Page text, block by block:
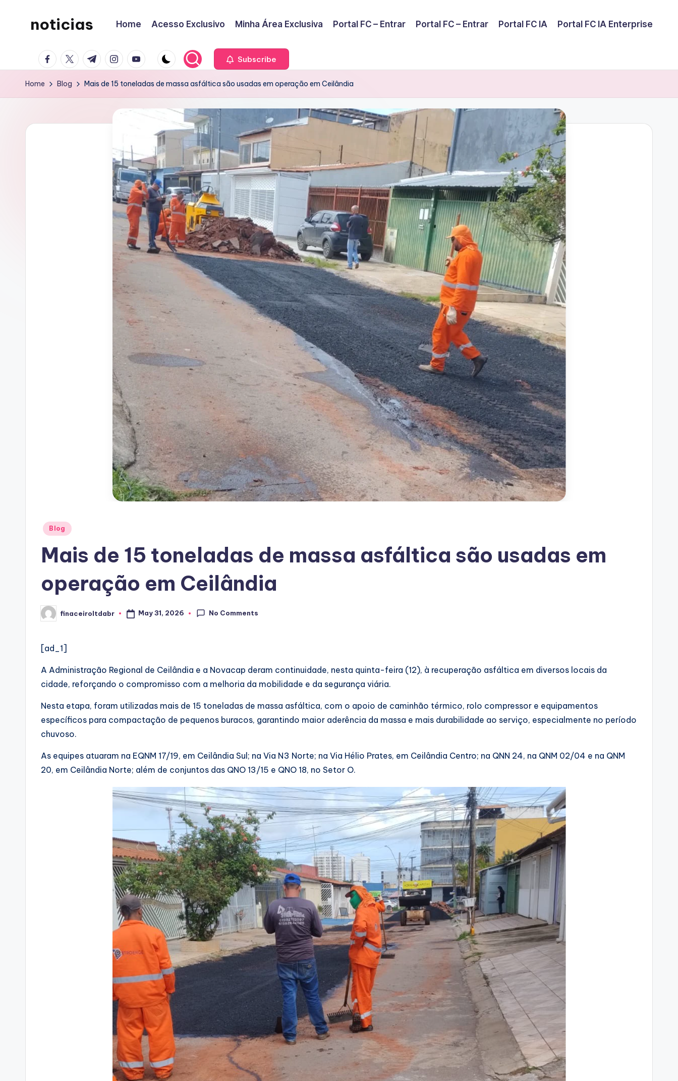
noticias Home Acesso Exclusivo Minha Área Exclusiva Portal FC – Entrar Portal FC – Entrar Portal FC IA Portal FC IA Enterprise
facebook.com
twitter.com
t.me instagram.com
youtube.com Subscribe
Home Blog Mais de 15 toneladas de massa asfáltica são usadas em operação em Ceilândia
Posted
Blog
Mais de 15 toneladas de massa asfáltica são usadas em
operação em Ceilândia
Posted
by
finaceiroltdabr May 31, 2026 No Comments
[ad_1]
A Administração Regional de Ceilândia e a Novacap deram continuidade, nesta quinta-feira (12), à recuperação asfáltica em diversos locais da
cidade, reforçando o compromisso com a melhoria da mobilidade e da segurança viária.
Nesta etapa, foram utilizadas mais de 15 toneladas de massa asfáltica, com o apoio de caminhão térmico, rolo compressor e equipamentos
específicos para compactação de pequenos buracos, garantindo maior aderência da massa e mais durabilidade ao serviço, especialmente no período
chuvoso.
As equipes atuaram na EQNM 17/19, em Ceilândia Sul; na Via N3 Norte; na Via Hélio Prates, em Ceilândia Centro; na QNN 24, na QNM 02/04 e na QNM
20, em Ceilândia Norte; além de conjuntos das QNO 13/15 e QNO 18, no Setor O.